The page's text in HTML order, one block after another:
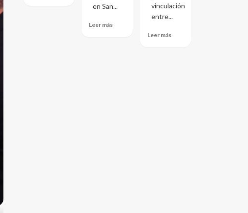
en San...
Leer más
vinculación
entre...
Leer más